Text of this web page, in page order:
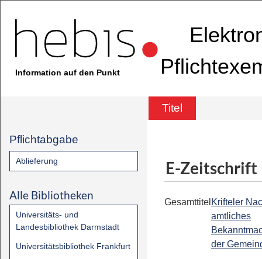
Information auf den Punkt
Titel
Pflichtabgabe
Ablieferung
Alle Bibliotheken
Universitäts- und
Landesbibliothek Darmstadt
Universitätsbibliothek Frankfurt
E-Zeitschrift
Gesamttitel Krifteler
amtliches
der